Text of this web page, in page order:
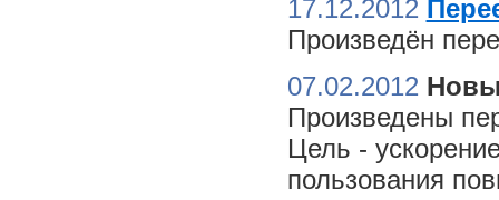
17.12.2012
Произведён
07.02.2012
Произведены
Цель -
пользования